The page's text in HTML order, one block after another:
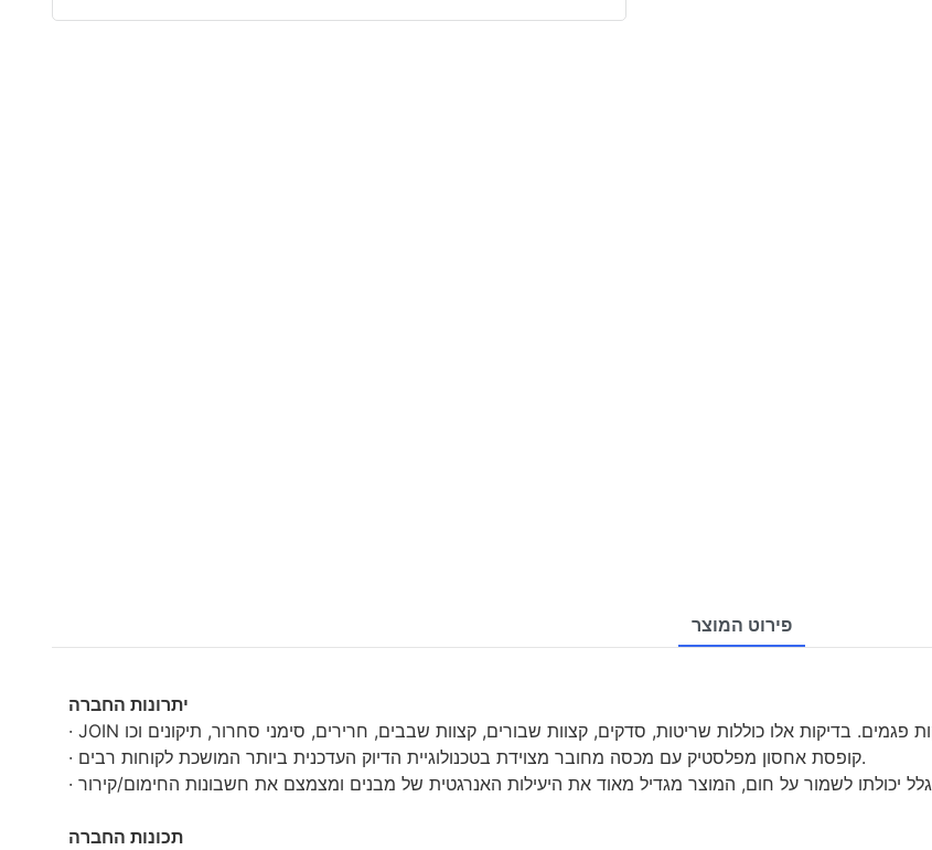
פירוט המוצר
יתרונות החברה
· קופסת אחסון מפלסטיק עם מכסה מחובר מצוידת בטכנולוגיית הדיוק העדכנית ביותר המושכת לקוחות רבים.
תכונות החברה